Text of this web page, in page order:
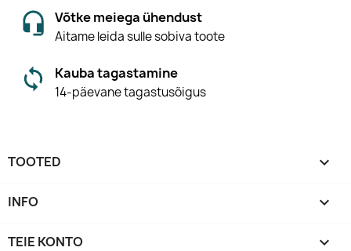
Võtke meiega ühendust
Aitame leida sulle sobiva toote
Kauba tagastamine
14-päevane tagastusõigus
TOOTED 
INFO 
TEIE KONTO 